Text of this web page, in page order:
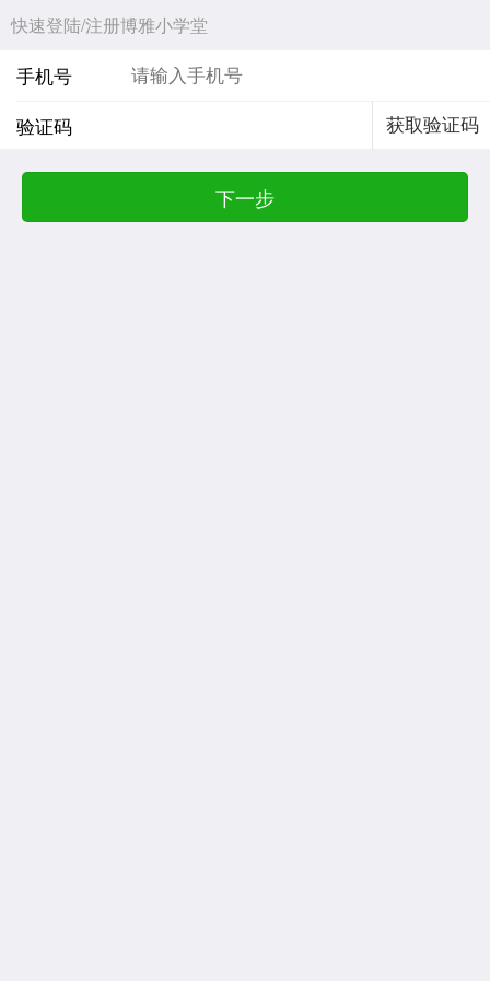
快速登陆/注册博雅小学堂
手机号
验证码
获取验证码
下一步